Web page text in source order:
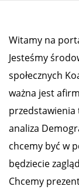
Witamy na
Jesteśmy
społecznych
ważna jest
przedstawienia
analiza
chcemy być w
będziecie
Chcemy